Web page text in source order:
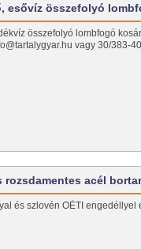
esővíz összefolyó
összefolyó lombfogó
vagy 30/383-
rozsdamentes acél
és szlovén OÉTI